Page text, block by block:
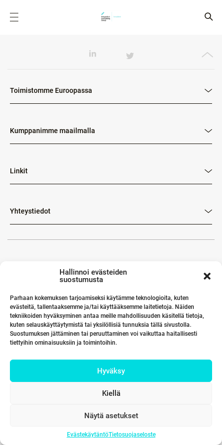
Hallinnoi evästeiden
suostumusta
Parhaan kokemuksen tarjoamiseksi käytämme teknologioita, kuten
evästeitä, tallentaaksemme ja/tai käyttääksemme laitetietoja. Näiden
tekniikoiden hyväksyminen antaa meille mahdollisuuden käsitellä tietoja,
kuten selauskäyttäytymistä tai yksilöllisiä tunnuksia tällä sivustolla.
Suostumuksen jättäminen tai peruuttaminen voi vaikuttaa haitallisesti
tiettyihin ominaisuuksiin ja toimintoihin.
Hyväksy
Kiellä
Näytä asetukset
EvästekäytäntöTietosuojaseloste
Toimistomme Euroopassa
Kumppanimme maailmalla
Linkit
Yhteystiedot